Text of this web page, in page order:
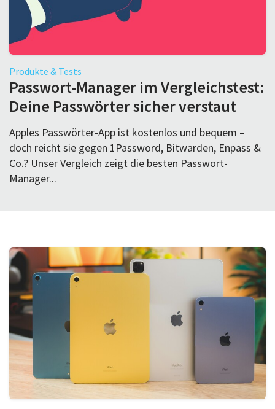
Produkte & Tests
Passwort-Manager im Vergleichstest:
Deine Passwörter sicher verstaut
Apples Passwörter-App ist kostenlos und bequem –
doch reicht sie gegen 1Password, Bitwarden, Enpass &
Co.? Unser Vergleich zeigt die besten Passwort-
Manager...